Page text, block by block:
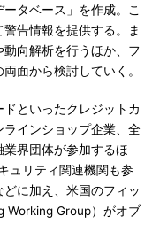
タベース」を作成。こ
告情報を提供する。ま
向解析を行うほか、フ
面から検討していく。
といったクレジットカ
インショップ企業、全
界団体が参加するほ
ュリティ関連機関も参
に加え、米国のフィッ
Working Group）がオブ